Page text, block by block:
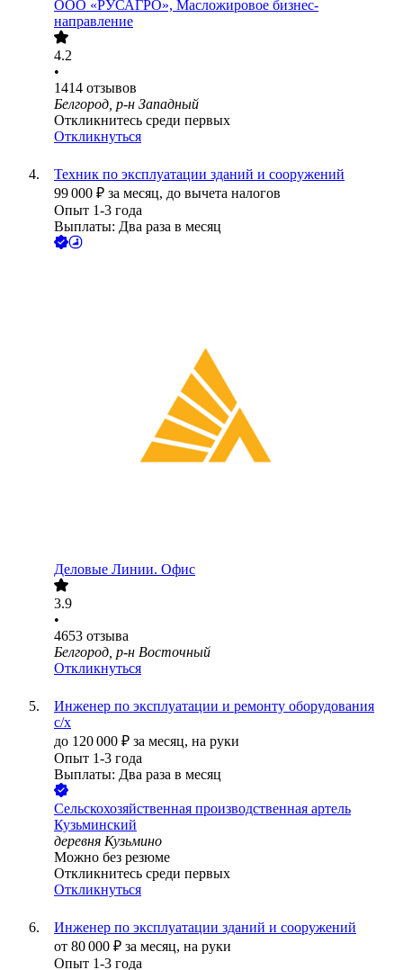
ООО «РУСАГРО», Масложировое бизнес-
направление
4.2
•
1414 отзывов
Белгород, р-н Западный
Откликнитесь среди первых
Откликнуться
Техник по эксплуатации зданий и сооружений
99 000 ₽ за месяц, до вычета налогов
Опыт 1-3 года
Выплаты: Два раза в месяц
Деловые Линии. Офис
3.9
•
4653 отзыва
Белгород, р-н Восточный
Откликнуться
Инженер по эксплуатации и ремонту оборудования
с/х
до 120 000 ₽ за месяц, на руки
Опыт 1-3 года
Выплаты: Два раза в месяц
Сельскохозяйственная производственная артель
Кузьминский
деревня Кузьмино
Можно без резюме
Откликнитесь среди первых
Откликнуться
Инженер по эксплуатации зданий и сооружений
от 80 000 ₽ за месяц, на руки
Опыт 1-3 года